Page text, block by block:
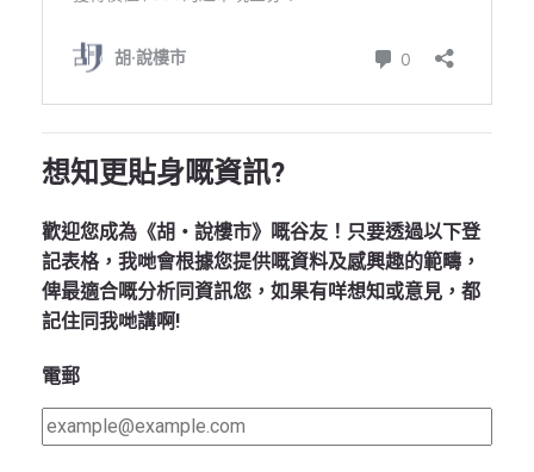
想知更貼身嘅資訊?
歡迎您成為《胡‧說樓市》嘅谷友！只要透過以下登
記表格，我哋會根據您提供嘅資料及感興趣的範疇，
俾最適合嘅分析同資訊您，如果有咩想知或意見，都
記住同我哋講啊!
電郵